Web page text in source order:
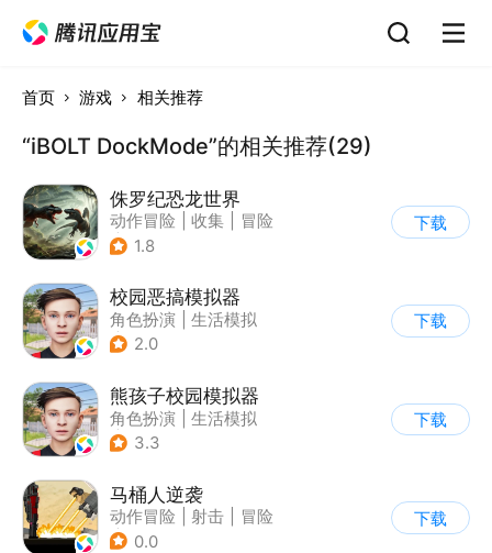
首页 游戏 相关推荐
“iBOLT DockMode”的相关推荐(29)
侏罗纪恐龙世界
动作冒险 收集
冒险
| 写实
1.8
下载
校园恶搞模拟器
角色扮演
生活模拟
| 写实
2.0
下载
熊孩子校园模拟器
角色扮演
生活模拟
| 写实
3.3
下载
马桶人逆袭
动作冒险 射击
冒险
| 像素风
0.0
下载